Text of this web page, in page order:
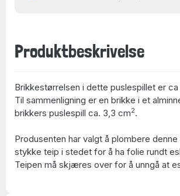
Produktbeskrivelse
Brikkestørrelsen i dette puslespillet er
Til sammenligning er en brikke i et
brikkers puslespill ca. 3,3 cm2.
Produsenten har valgt å plombere
stykke teip i stedet for å ha folie rundt
Teipen må skjæres over for å unngå at